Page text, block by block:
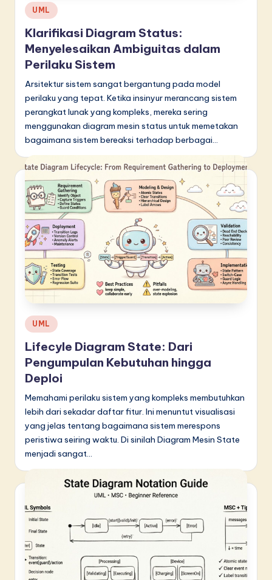
Posted
in
UML
Klarifikasi Diagram Status:
Menyelesaikan Ambiguitas dalam
Perilaku Sistem
Arsitektur sistem sangat bergantung pada model
perilaku yang tepat. Ketika insinyur merancang sistem
perangkat lunak yang kompleks, mereka sering
menggunakan diagram mesin status untuk memetakan
bagaimana sistem bereaksi terhadap berbagai…
Posted
in
UML
Lifecyle Diagram State: Dari
Pengumpulan Kebutuhan hingga
Deploi
Memahami perilaku sistem yang kompleks membutuhkan
lebih dari sekadar daftar fitur. Ini menuntut visualisasi
yang jelas tentang bagaimana sistem merespons
peristiwa seiring waktu. Di sinilah Diagram Mesin State
menjadi sangat…